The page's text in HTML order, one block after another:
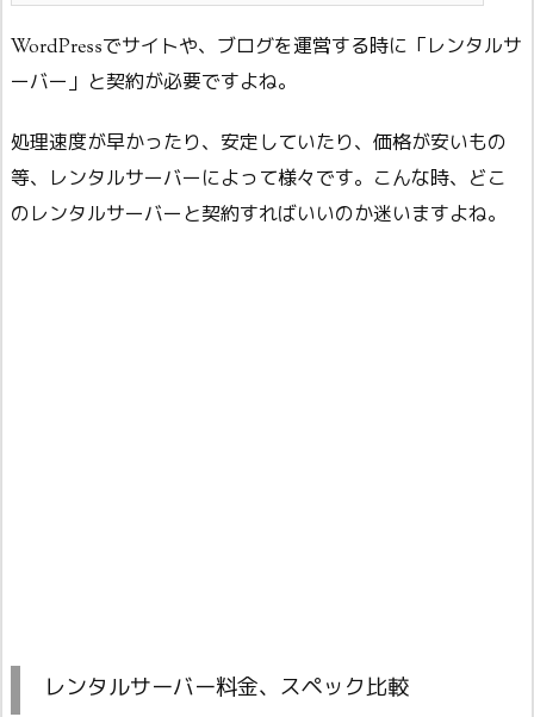
WordPressでサイトや、ブログを運営する時に「レンタルサ
ーバー」と契約が必要ですよね。
処理速度が早かったり、安定していたり、価格が安いもの
等、レンタルサーバーによって様々です。こんな時、どこ
のレンタルサーバーと契約すればいいのか迷いますよね。
レンタルサーバー料金、スペック比較